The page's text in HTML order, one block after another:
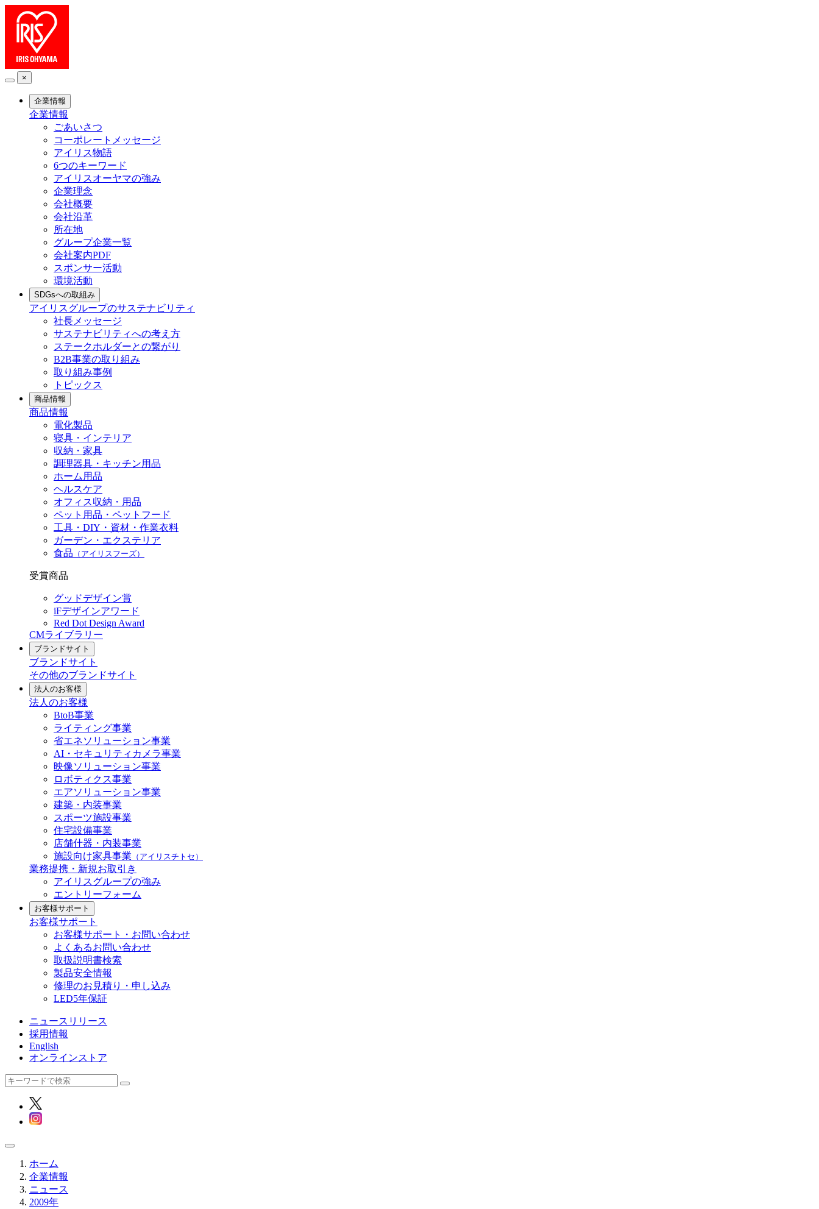
×
企業情報
企業情報
ごあいさつ
コーポレートメッセージ
アイリス物語
6つのキーワード
アイリスオーヤマの強み
企業理念
会社概要
会社沿革
所在地
グループ企業一覧
会社案内PDF
スポンサー活動
環境活動
SDGsへの取組み
アイリスグループのサステナビリティ
社長メッセージ
サステナビリティへの考え方
ステークホルダーとの繋がり
B2B事業の取り組み
取り組み事例
トピックス
商品情報
商品情報
電化製品
寝具・インテリア
収納・家具
調理器具・キッチン用品
ホーム用品
ヘルスケア
オフィス収納・用品
ペット用品・ペットフード
工具・DIY・資材・作業衣料
ガーデン・エクステリア
食品 （アイリスフーズ）
受賞商品
グッドデザイン賞
iFデザインアワード
Red Dot Design Award
CMライブラリー
ブランドサイト
ブランドサイト
その他のブランドサイト
法人のお客様
法人のお客様
BtoB事業
ライティング事業
省エネソリューション事業
AI・セキュリティカメラ事業
映像ソリューション事業
ロボティクス事業
エアソリューション事業
建築・内装事業
スポーツ施設事業
住宅設備事業
店舗什器・内装事業
施設向け家具事業 （アイリスチトセ）
業務提携・新規お取引き
アイリスグループの強み
エントリーフォーム
お客様サポート
お客様サポート
お客様サポート・お問い合わせ
よくあるお問い合わせ
取扱説明書検索
製品安全情報
修理のお見積り・申し込み
LED5年保証
ニュースリリース
採用情報
English
オンラインストア
ホーム
企業情報
ニュース
2009年